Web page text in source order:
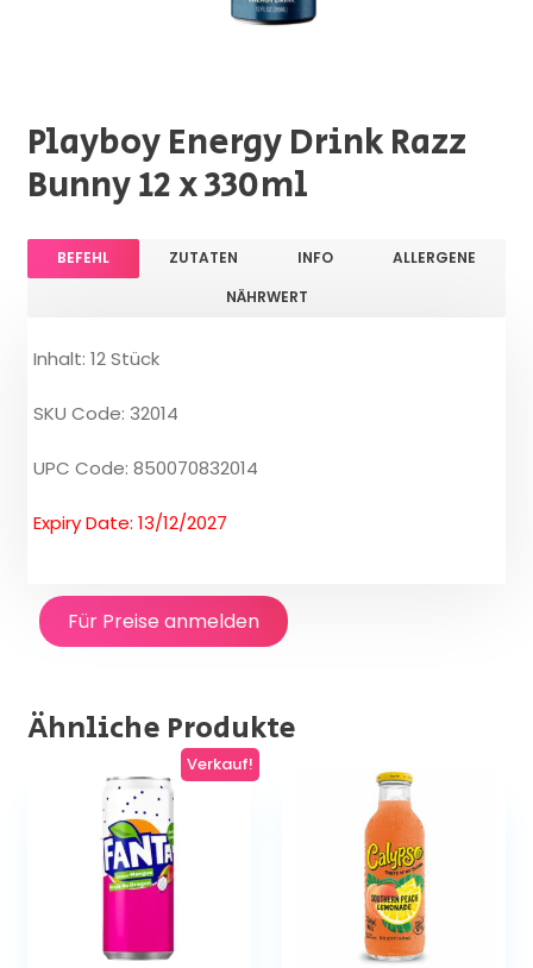
Playboy Energy Drink Razz
Bunny 12 x 330ml
BEFEHL ZUTATEN INFO
ALLERGENE
NÄHRWERT
Inhalt: 12 Stück
SKU Code: 32014
UPC Code: 850070832014
Expiry Date: 13/12/2027
Für Preise anmelden
Ähnliche Produkte
Verkauf!